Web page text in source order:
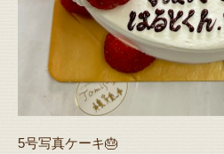
5号写真ケーキ🎂